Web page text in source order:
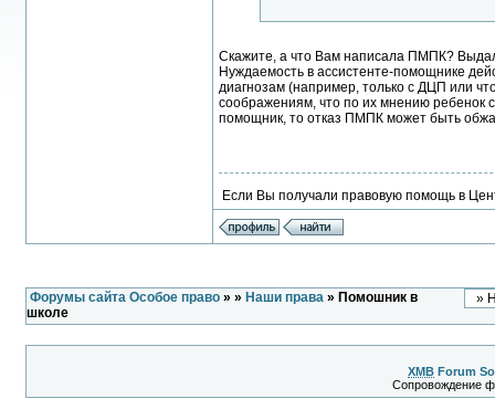
Скажите, а что Вам написала ПМПК?
Нуждаемость в ассистенте-помощнике
диагнозам (например, только с ДЦП или
соображениям, что по их мнению ребенок
помощник, то отказ ПМПК может быть
Если Вы получали правовую помощь в
Форумы сайта Особое право» » Наши права» Помошник в
школе
XMB Forum
Сопровождение